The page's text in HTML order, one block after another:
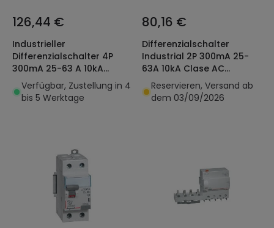
126,44 €
Industrieller
Differenzialschalter 4P
300mA 25-63 A 10kA
Klasse AC LEGRAND DX³
411664
Verfügbar, Zustellung in 4
bis 5 Werktage
80,16 €
Differenzialschalter
Industrial 2P 300mA 25-
63A 10kA Clase AC
LEGRAND DX³ 411524
Reservieren, Versand ab
dem 03/09/2026